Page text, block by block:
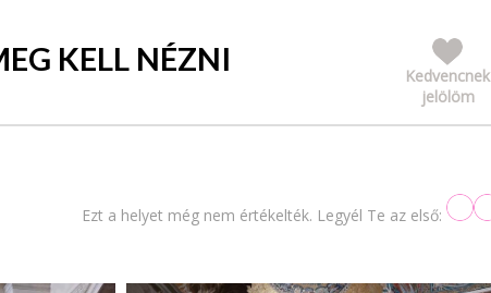
KELL NÉZNI
Kedvencnek
jelölöm
Ezt a helyet még nem értékelték. Legyél Te az első: